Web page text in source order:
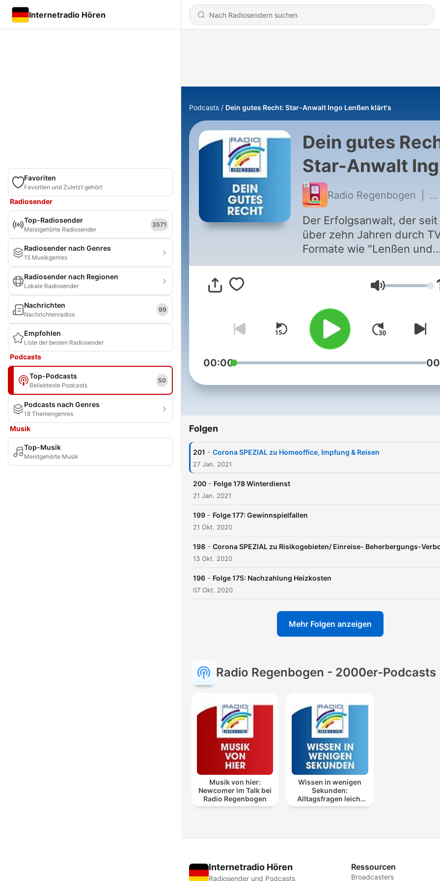
Internetradio Hören
Favoriten
Favoriten und Zuletzt gehört
Radiosender
Top-Radiosender
Meistgehörte Radiosender
3571
Radiosender nach Genres
15 Musikgenres
Radiosender nach Regionen
Lokale Radiosender
Nachrichten
Nachrichtenradios
99
Empfohlen
Liste der besten Radiosender
Podcasts
Top-Podcasts
Beliebteste Podcasts
50
Podcasts nach Genres
18 Themengenres
Musik
Top-Musik
Meistgehörte Musik
Podcasts Dein gutes Recht: Star-Anwalt Ingo Lenßen klärt's
Dein gutes
Star-Anwalt
Lenßen klärt's
Radio Regenbogen
Der Erfolgsanwalt, der seit
über zehn Jahren durch
Formate wie "Lenßen und
Partner" bereits zahlreiche
knifflige Fälle gelöst hat,
auf Deine Rechtsfragen
richtige Antwort.
Lautstärke
00:00
Folgen
201 - Corona SPEZIAL zu Homeoffice, Impfung & Reisen
27 Jan. 2021
200 - Folge 178 Winterdienst
21 Jan. 2021
199 - Folge 177: Gewinnspielfallen
21 Okt. 2020
198 - Corona SPEZIAL zu Risikogebieten/ Einreise- Beherbergungs-
13 Okt. 2020
196 - Folge 175: Nachzahlung Heizkosten
07 Okt. 2020
Mehr Folgen anzeigen
Radio Regenbogen - 2000er-Podcasts
Musik von hier:
Newcomer im Talk bei
Radio Regenbogen
Wissen in wenigen
Sekunden:
Alltagsfragen leicht
erklärt
Internetradio Hören
Radiosender und Podcasts
Ressourcen
Broadcasters